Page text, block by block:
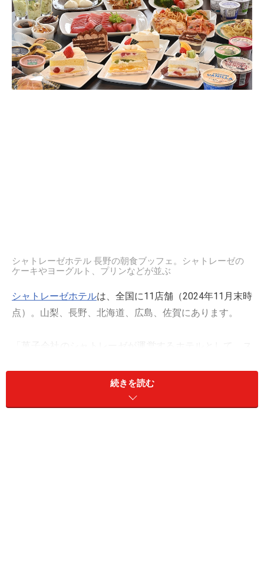
シャトレーゼホテル 長野の朝食ブッフェ。シャトレーゼの
ケーキやヨーグルト、プリンなどが並ぶ
シャトレーゼホテルは、全国に11店舗（2024年11月末時
点）。山梨、長野、北海道、広島、佐賀にあります。
「菓子会社のシャトレーゼが運営するホテルとして、ス
しています。サービスを通じて、お菓子のおいしさや楽
しさを伝えていきたいと考えています」とシャトレーゼ
広報の原さん。
続きを読む